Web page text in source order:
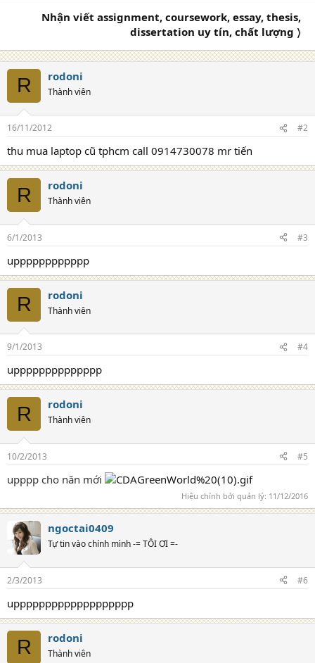
Nhận viết assignment, coursework, essay, thesis,
dissertation uy tín, chất lượng 〉
R rodoni
Thành viên
16/11/2012 #2
thu mua laptop cũ tphcm call 0914730078 mr tiến
R rodoni
Thành viên
6/1/2013 #3
upppppppppppp
R rodoni
Thành viên
9/1/2013 #4
upppppppppppppp
R rodoni
Thành viên
10/2/2013 #5
upppp cho năn mới
Hiệu chỉnh bởi quản lý: 11/12/2016
ngoctai0409
Tự tin vào chính mình -= TÔI ƠI =-
2/3/2013 #6
uppppppppppppppppppp
R rodoni
Thành viên